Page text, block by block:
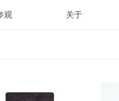
观 关于